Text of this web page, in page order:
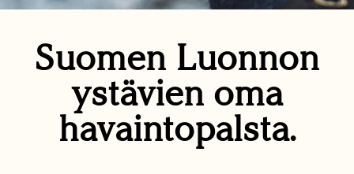
Suomen Luonnon
ystävien oma
havaintopalsta.